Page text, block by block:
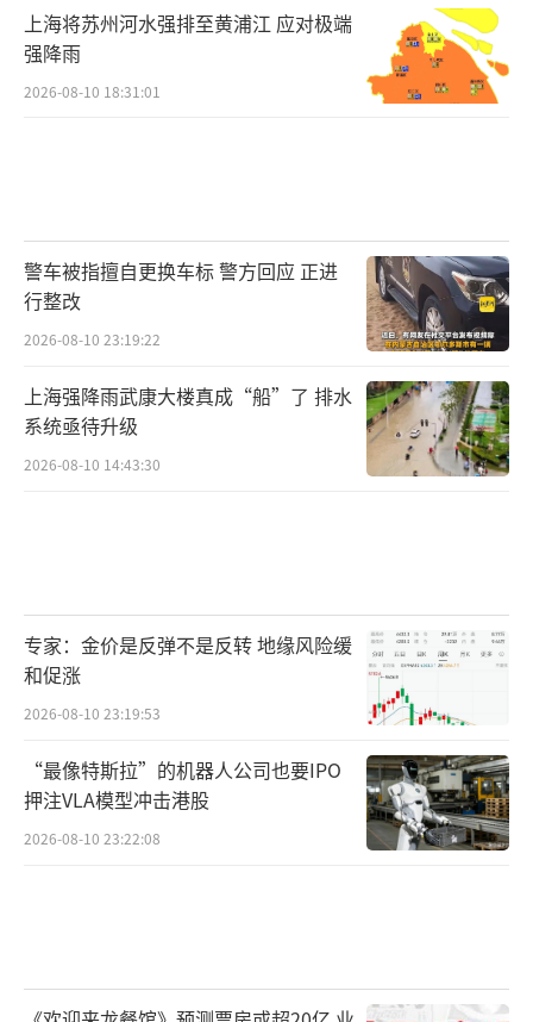
上海将苏州河水强排至黄浦江 应对极端
强降雨
2026-08-10 18:31:01
警车被指擅自更换车标 警方回应 正进
行整改
2026-08-10 23:19:22
上海强降雨武康大楼真成“船”了 排水
系统亟待升级
2026-08-10 14:43:30
专家：金价是反弹不是反转 地缘风险缓
和促涨
2026-08-10 23:19:53
“最像特斯拉”的机器人公司也要IPO
押注VLA模型冲击港股
2026-08-10 23:22:08